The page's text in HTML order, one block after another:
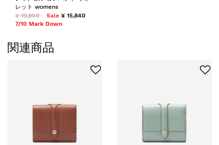
レット womens
¥ 19,800
Sale ¥ 15,840
7/10 Mark Down
関連商品